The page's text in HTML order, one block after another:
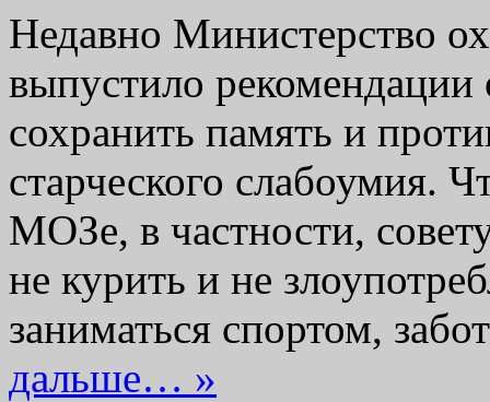
Недавно Министерство
выпустило рекомендации
сохранить память и
старческого слабоумия.
МОЗе, в частности,
не курить и не
заниматься спортом,
дальше… »